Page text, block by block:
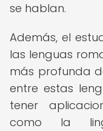
se hablan.
Además, el
las lenguas
más profunda
entre estas
tener
como la